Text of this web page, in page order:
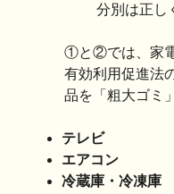
分別は正し
①と②では、家
有効利用促進法
品を「粗大ゴミ
テレビ
エアコン
冷蔵庫・冷凍庫